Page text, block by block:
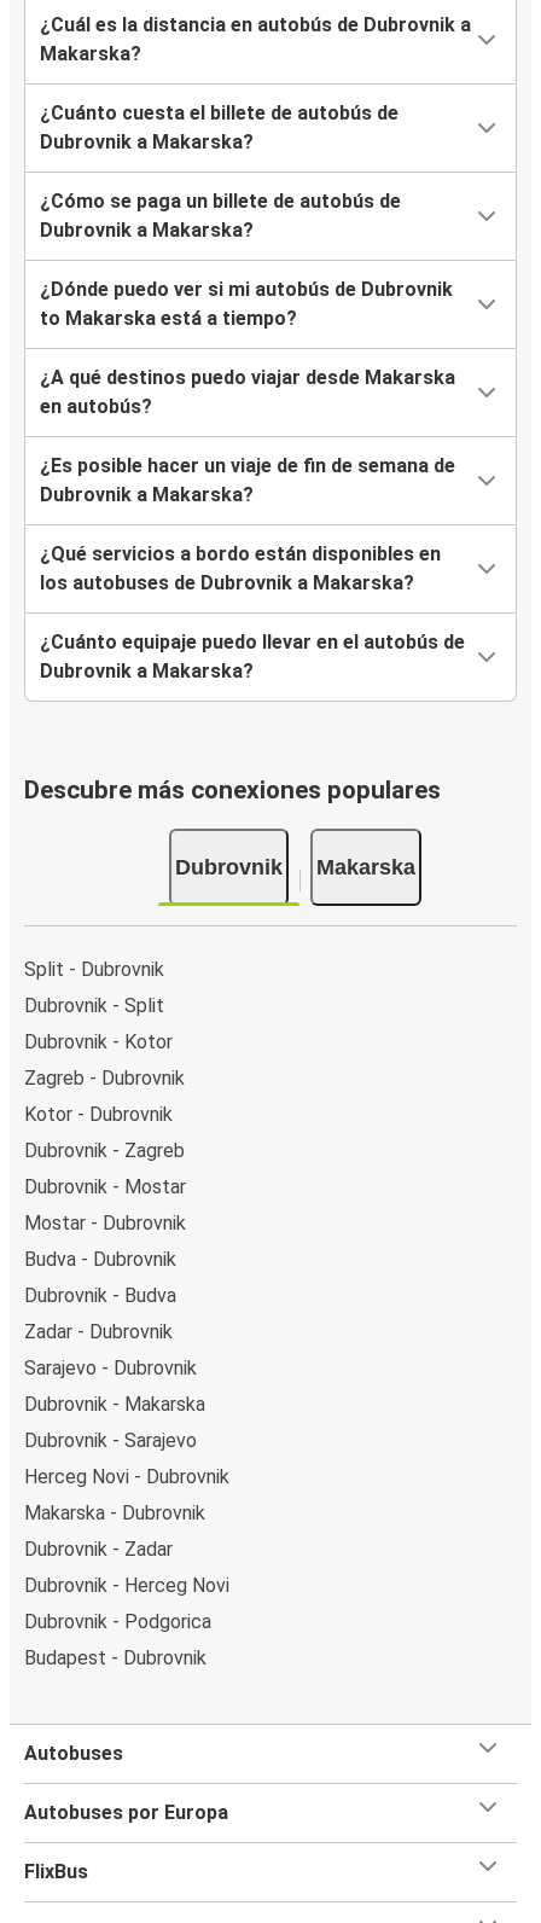
¿Cuál es la distancia en autobús de Dubrovnik a
Makarska?
¿Cuánto cuesta el billete de autobús de
Dubrovnik a Makarska?
¿Cómo se paga un billete de autobús de
Dubrovnik a Makarska?
¿Dónde puedo ver si mi autobús de Dubrovnik
to Makarska está a tiempo?
¿A qué destinos puedo viajar desde Makarska
en autobús?
¿Es posible hacer un viaje de fin de semana de
Dubrovnik a Makarska?
¿Qué servicios a bordo están disponibles en
los autobuses de Dubrovnik a Makarska?
¿Cuánto equipaje puedo llevar en el autobús de
Dubrovnik a Makarska?
Descubre más conexiones populares
Dubrovnik Makarska
Split - Dubrovnik
Dubrovnik - Split
Dubrovnik - Kotor
Zagreb - Dubrovnik
Kotor - Dubrovnik
Dubrovnik - Zagreb
Dubrovnik - Mostar
Mostar - Dubrovnik
Budva - Dubrovnik
Dubrovnik - Budva
Zadar - Dubrovnik
Sarajevo - Dubrovnik
Dubrovnik - Makarska
Dubrovnik - Sarajevo
Herceg Novi - Dubrovnik
Makarska - Dubrovnik
Dubrovnik - Zadar
Dubrovnik - Herceg Novi
Dubrovnik - Podgorica
Budapest - Dubrovnik
Autobuses
Autobuses por Europa
FlixBus